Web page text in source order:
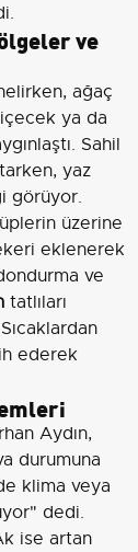
ve
ağaç
ya da
Sahil
yaz
görüyor.
üzerine
eklenerek
ve
tatlıları
ederek
Aydın,
durumuna
klima veya
dedi.
ise artan